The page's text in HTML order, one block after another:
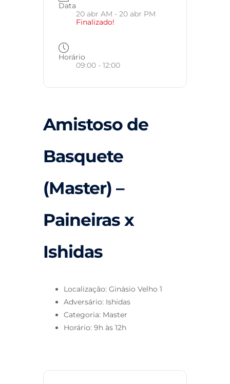
Data
20 abr AM - 20 abr PM
Finalizado!
Horário
09:00 - 12:00
Amistoso de
Basquete
(Master) –
Paineiras x
Ishidas
Localização: Ginásio Velho 1
Adversário: Ishidas
Categoria: Master
Horário: 9h às 12h